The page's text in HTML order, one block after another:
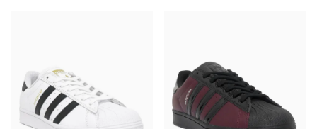
8.9inch
9.0inch以上
9.0inch以上
110mm
30cm